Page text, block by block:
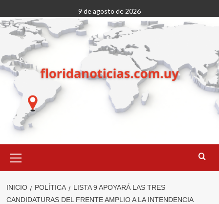
al
contenido
9 de agosto de 2026
primario
INICIO POLÍTICA
LISTA 9 APOYARÁ LAS TRES
CANDIDATURAS DEL FRENTE AMPLIO A LA INTENDENCIA